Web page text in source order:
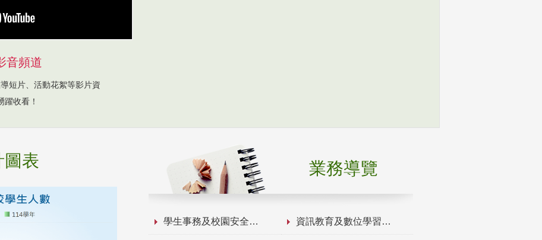
音頻道
短片、活動花絮等影片資
躍收看！
圖表 業務導覽
學生事務及校園安全 資訊教育及數位學習